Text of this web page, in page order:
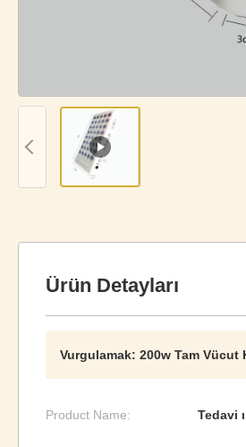
Ürün Detayları
Vurgulamak: 200w Tam Vücut
Product Name: Tedavi